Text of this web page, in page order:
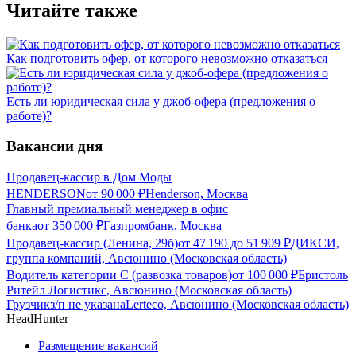
Читайте также
Как подготовить офер, от которого невозможно отказаться
Есть ли юридическая сила у джоб-офера (предложения о
работе)?
Вакансии дня
Продавец-кассир в Дом Моды
HENDERSONот 90 000 ₽Henderson, Москва
Главный премиальный менеджер в офис
банкаот 350 000 ₽Газпромбанк, Москва
Продавец-кассир (Ленина, 29б)от 47 190 до 51 909 ₽ДИКСИ,
группа компаний, Авсюнино (Московская область)
Водитель категории С (развозка товаров)от 100 000 ₽Бристоль
Ритейл Логистикс, Авсюнино (Московская область)
Грузчикз/п не указанаLerteco, Авсюнино (Московская область)
HeadHunter
Размещение вакансий